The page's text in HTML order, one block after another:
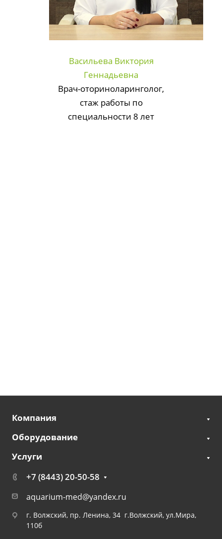
Васильева Виктория
Геннадьевна
Врач-оториноларинголог,
стаж работы по
специальности 8 лет
Компания
Оборудование
Услуги
+7 (8443) 20-50-58
aquarium-med@yandex.ru
г. Волжский, пр. Ленина, 34 г.Волжский, ул.Мира,
110б